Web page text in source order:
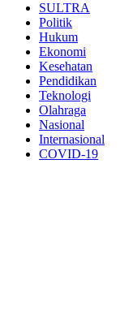
SULTRA
Politik
Hukum
Ekonomi
Kesehatan
Pendidikan
Teknologi
Olahraga
Nasional
Internasional
COVID-19